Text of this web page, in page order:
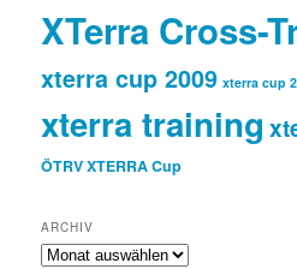
XTerra Cross-
xterra cup 2009 xterra cup
xterra training
ÖTRV XTERRA Cup
ARCHIV
ARCHIV